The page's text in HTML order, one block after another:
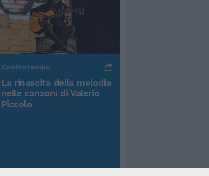
Controtempo
La rinascita della melodia
nelle canzoni di Valerio
Piccolo